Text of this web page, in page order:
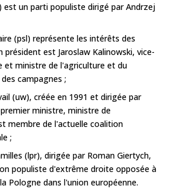
est un parti populiste dirigé par Andrzej
(psl) représente les intérêts des
président est Jaroslaw Kalinowski, vice-
et ministre de l'agriculture et du
campagnes ;
(uw), créée en 1991 et dirigée par
ministre, ministre de
membre de l'actuelle coalition
;
(lpr), dirigée par Roman Giertych,
populiste d'extrême droite opposée à
Pologne dans l'union européenne.